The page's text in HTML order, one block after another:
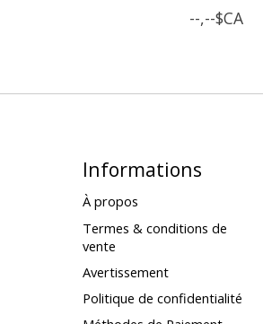
--,--$CA
Informations
À propos
Termes & conditions de
vente
Avertissement
Politique de confidentialité